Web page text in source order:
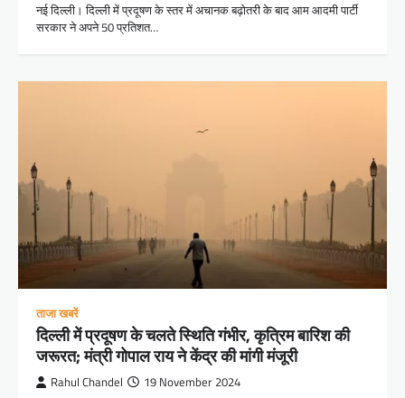
नई दिल्ली। दिल्ली में प्रदूषण के स्तर में अचानक बढ़ोतरी के बाद आम आदमी पार्टी
सरकार ने अपने 50 प्रतिशत…
ताजा खबरें
दिल्ली में प्रदूषण के चलते स्थिति गंभीर, कृत्रिम बारिश की
जरूरत; मंत्री गोपाल राय ने केंद्र की मांगी मंजूरी
Rahul Chandel 19 November 2024